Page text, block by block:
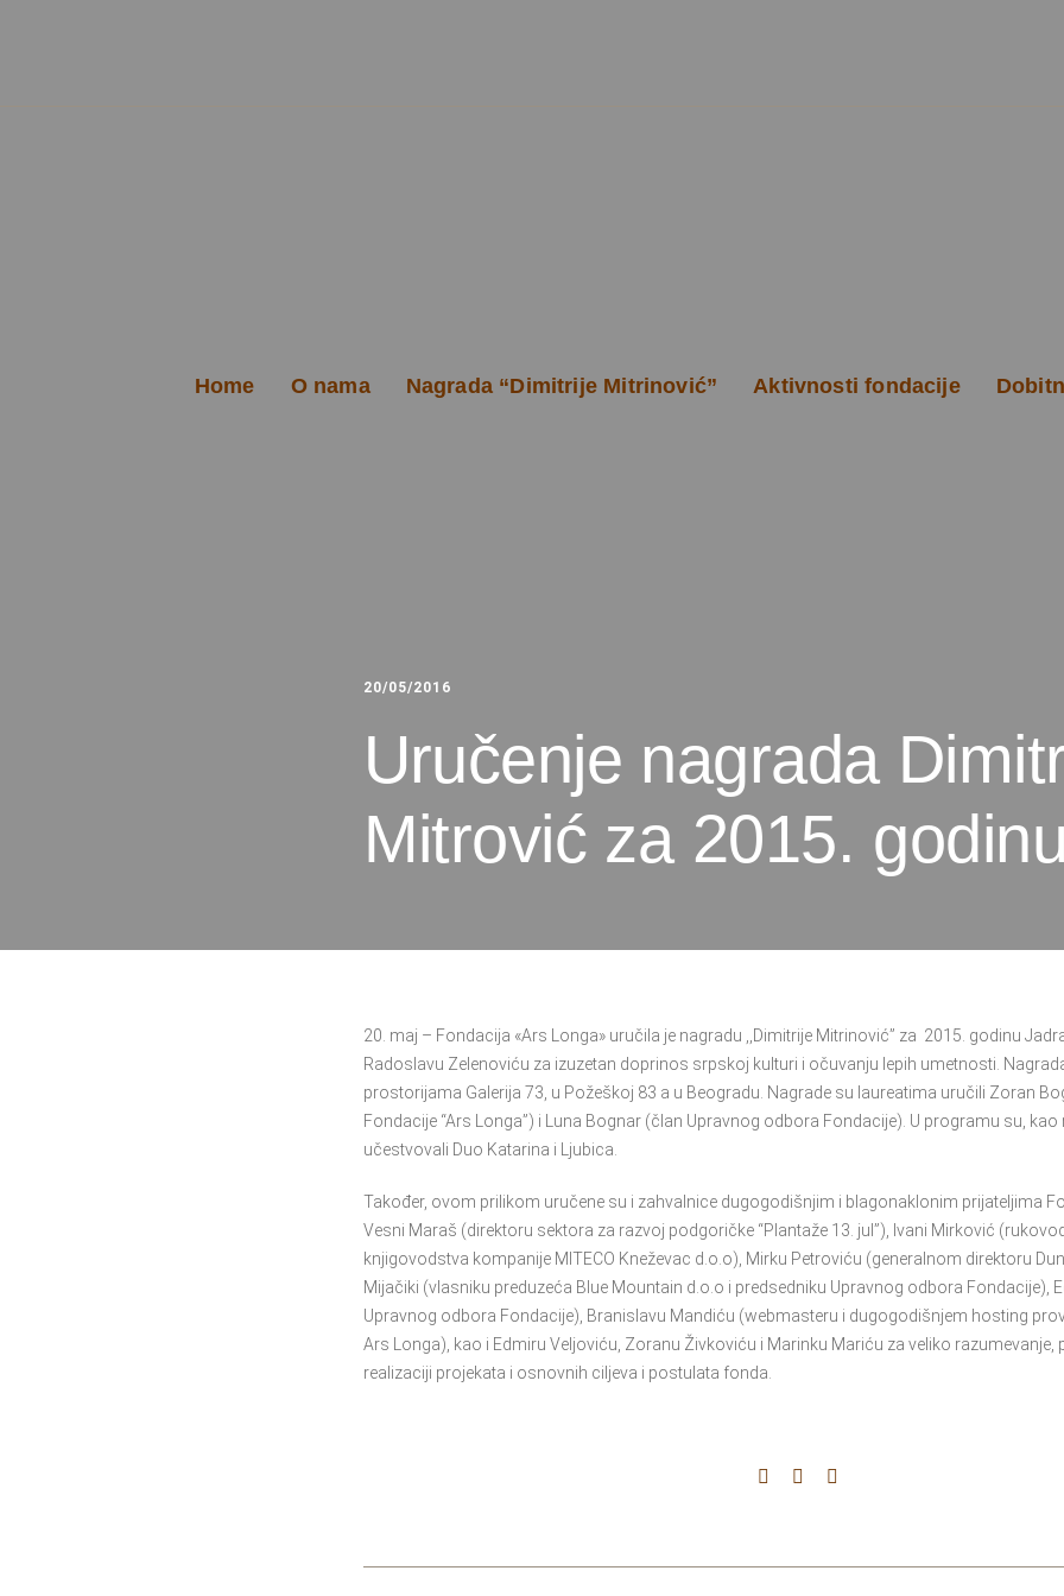
Home O nama Nagrada “Dimitrije Mitrinović” Aktivnosti fondacije
20/05/2016
Uručenje nagrada
Mitrović za 2015. godinu
20. maj – Fondacija «Ars Longa» uručila je nagradu ,,Dimitrije Mitrinović” za 2015. godinu
Radoslavu Zelenoviću za izuzetan doprinos srpskoj kulturi i očuvanju lepih umetnosti.
prostorijama Galerija 73, u Požeškoj 83 a u Beogradu. Nagrade su laureatima uručili Zoran
Fondacije “Ars Longa”) i Luna Bognar (član Upravnog odbora Fondacije). U programu su,
učestvovali Duo Katarina i Ljubica.
Također, ovom prilikom uručene su i zahvalnice dugogodišnjim i blagonaklonim prijateljima
Vesni Maraš (direktoru sektora za razvoj podgoričke “Plantaže 13. jul”), Ivani Mirković
knjigovodstva kompanije MITECO Kneževac d.o.o), Mirku Petroviću (generalnom direktoru
Mijačiki (vlasniku preduzeća Blue Mountain d.o.o i predsedniku Upravnog odbora Fondacije),
Upravnog odbora Fondacije), Branislavu Mandiću (webmasteru i dugogodišnjem hosting
Ars Longa), kao i Edmiru Veljoviću, Zoranu Živkoviću i Marinku Mariću za veliko
realizaciji projekata i osnovnih ciljeva i postulata fonda.